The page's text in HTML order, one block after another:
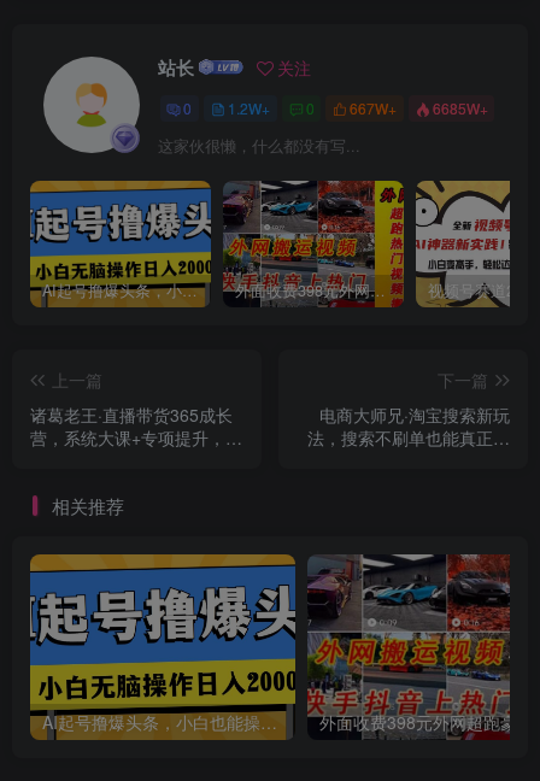
站长 关注
0 1.2W+ 0 667W+ 6685W+
这家伙很懒，什么都没有写...
AI起号撸爆头条，小白也能操作，日入2000+ 外面收费398元外网超跑豪车汽车视频搬运至快手抖音上热门项目
上一篇
诸葛老王·直播带货365成长
营，系统大课+专项提升，给
下一篇
电商大师兄·淘宝搜索新玩
法，搜索不刷单也能真正做
相关推荐
AI起号撸爆头条，小白也能操作，日入2000+